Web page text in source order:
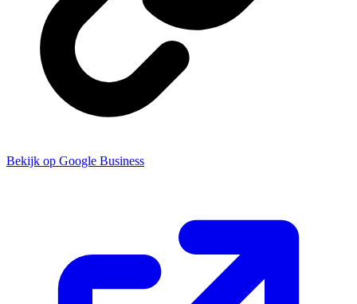
Bekijk op Google Business